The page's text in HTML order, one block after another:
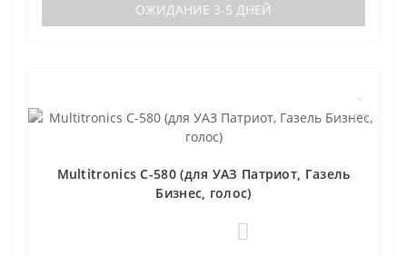
ОЖИДАНИЕ 3-5 ДНЕЙ
Multitronics C-580 (для УАЗ Патриот, Газель
Бизнес, голос)